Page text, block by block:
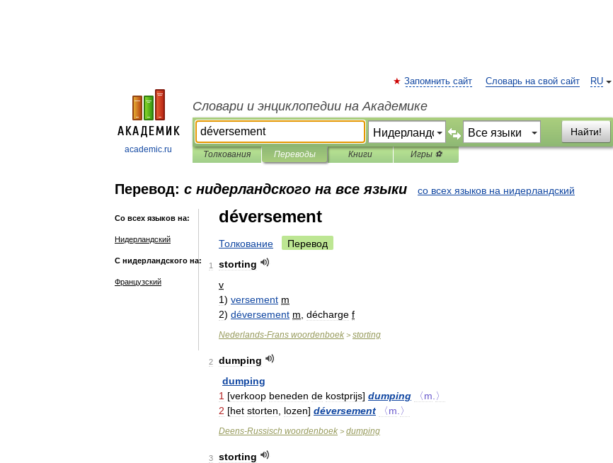
academic.ru
RU
Запомнить сайт Словарь на свой сайт
Словари и энциклопедии на Академике
Найти!
Толкования Переводы Книги Игры ⚽
Перевод: с нидерландского на все языки со всех языков на нидерландский
Со всех языков на:
Нидерландский
С нидерландского на:
Французский
déversement
Толкование Перевод
1
storting
v
1) versement m
2) déversement m décharge f
Nederlands-Frans woordenboek > storting
2
dumping
dumping
1 [verkoop beneden de kostprijs] dumping 〈m 〉
2 [het storten lozen] déversement 〈m 〉
Deens-Russisch woordenboek > dumping
3
storting